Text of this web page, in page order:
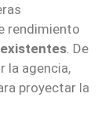
rendimiento
. De
la agencia,
proyectar la